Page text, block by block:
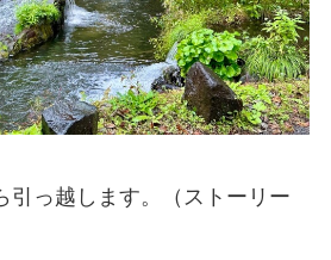
引っ越します。（ストーリー